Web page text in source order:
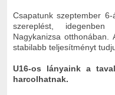
Csapatunk szeptember
szereplést,
Nagykanizsa
stabilabb teljesítményt
U16-os lányaink a
harcolhatnak.